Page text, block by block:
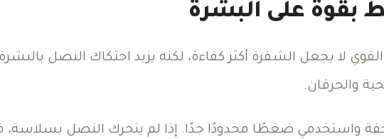
بقوة على البشرة
لا يجعل الشفرة أكثر كفاءة، لكنه يزيد احتكاك النصل
والحرقان.
واستخدمي ضغطًا محدودًا جدًا. إذا لم يتحرك النصل بسلاسة،